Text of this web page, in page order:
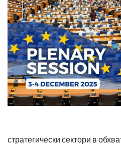
стратегически сектори в